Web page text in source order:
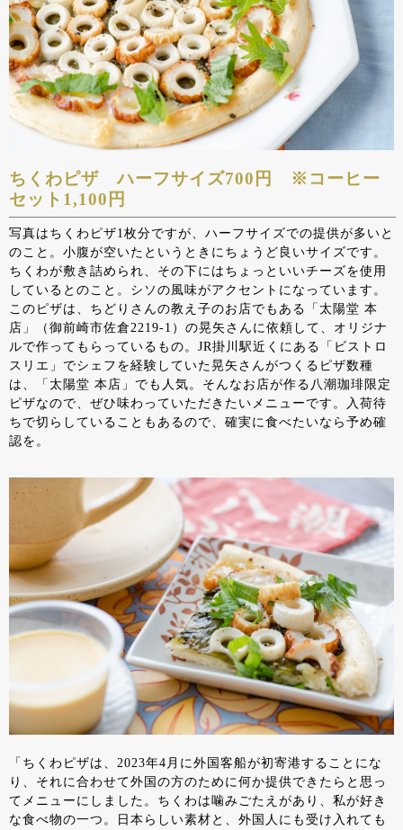
ちくわピザ ハーフサイズ700円 ※コーヒー
セット1,100円
写真はちくわピザ1枚分ですが、ハーフサイズでの提供が多いと
のこと。小腹が空いたというときにちょうど良いサイズです。
ちくわが敷き詰められ、その下にはちょっといいチーズを使用
しているとのこと。シソの風味がアクセントになっています。
このピザは、ちどりさんの教え子のお店でもある「太陽堂 本
店」（御前崎市佐倉2219-1）の晃矢さんに依頼して、オリジナ
ルで作ってもらっているもの。JR掛川駅近くにある「ビストロ
スリエ」でシェフを経験していた晃矢さんがつくるピザ数種
は、「太陽堂 本店」でも人気。そんなお店が作る八潮珈琲限定
ピザなので、ぜひ味わっていただきたいメニューです。入荷待
ちで切らしていることもあるので、確実に食べたいなら予め確
認を。
「ちくわピザは、2023年4月に外国客船が初寄港することにな
り、それに合わせて外国の方のために何か提供できたらと思っ
てメニューにしました。ちくわは噛みごたえがあり、私が好き
な食べ物の一つ。日本らしい素材と、外国人にも受け入れても